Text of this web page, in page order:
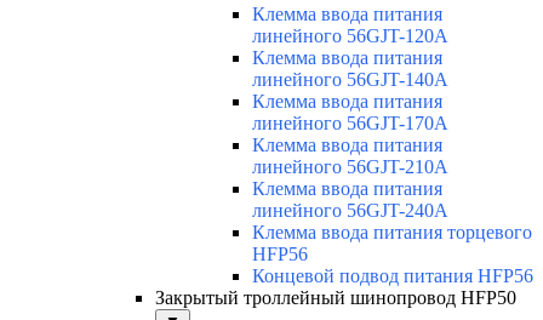
Клемма ввода питания
линейного 56GJT-120A
Клемма ввода питания
линейного 56GJT-140A
Клемма ввода питания
линейного 56GJT-170A
Клемма ввода питания
линейного 56GJT-210A
Клемма ввода питания
линейного 56GJT-240A
Клемма ввода питания торцевого
HFP56
Концевой подвод питания HFP56
Закрытый троллейный шинопровод HFP50